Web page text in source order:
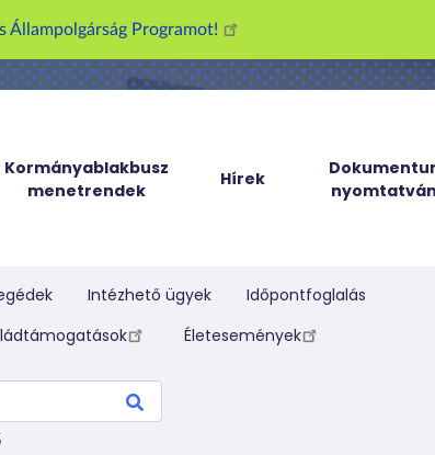
Állampolgárság Programot!
Kormányablakbusz
menetrendek
Hírek
Intézhető ügyek
Időpontfoglalás
Életesemények